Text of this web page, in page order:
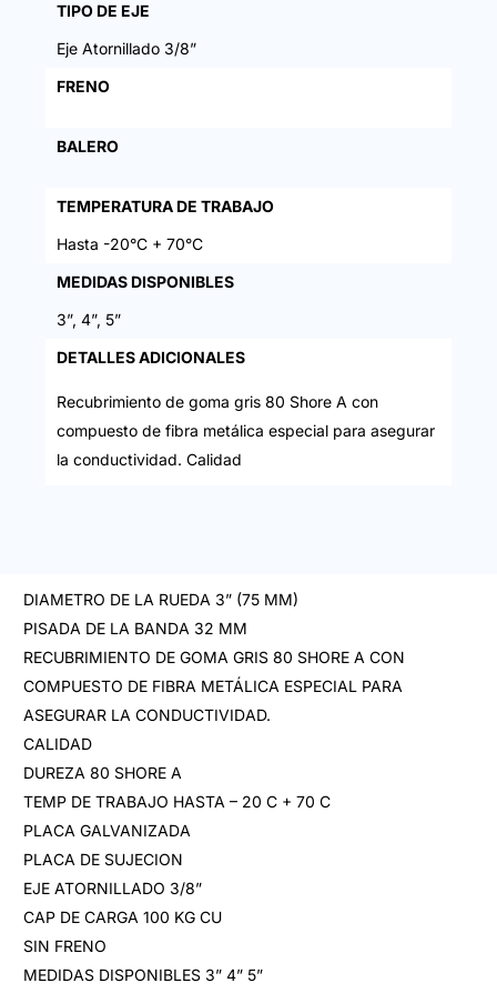
TIPO DE EJE
Eje Atornillado 3/8”
FRENO
BALERO
TEMPERATURA DE TRABAJO
Hasta -20°C + 70°C
MEDIDAS DISPONIBLES
3”, 4”, 5”
DETALLES ADICIONALES
Recubrimiento de goma gris 80 Shore A con
compuesto de fibra metálica especial para asegurar
la conductividad. Calidad
DIAMETRO DE LA RUEDA 3” (75 MM)
PISADA DE LA BANDA 32 MM
RECUBRIMIENTO DE GOMA GRIS 80 SHORE A CON
COMPUESTO DE FIBRA METÁLICA ESPECIAL PARA
ASEGURAR LA CONDUCTIVIDAD.
CALIDAD
DUREZA 80 SHORE A
TEMP DE TRABAJO HASTA – 20 C + 70 C
PLACA GALVANIZADA
PLACA DE SUJECION
EJE ATORNILLADO 3/8”
CAP DE CARGA 100 KG CU
SIN FRENO
MEDIDAS DISPONIBLES 3” 4” 5”